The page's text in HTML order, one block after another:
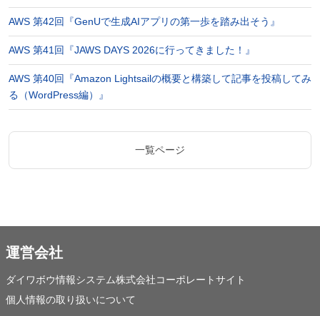
AWS 第42回『GenUで生成AIアプリの第一歩を踏み出そう』
AWS 第41回『JAWS DAYS 2026に行ってきました！』
AWS 第40回『Amazon Lightsailの概要と構築して記事を投稿してみ
る（WordPress編）』
一覧ページ
運営会社
ダイワボウ情報システム株式会社コーポレートサイト
個人情報の取り扱いについて